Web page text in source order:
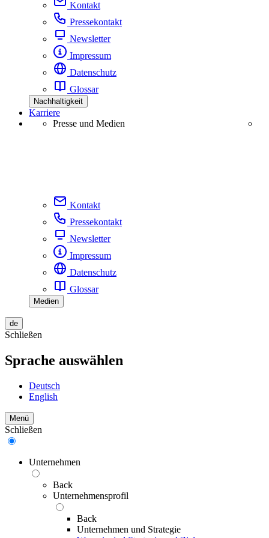
Kontakt
Pressekontakt
Newsletter
Impressum
Datenschutz
Glossar
Nachhaltigkeit
Karriere
Presse und Medien
Kontakt
Pressekontakt
Newsletter
Impressum
Datenschutz
Glossar
Medien
de
Schließen
Sprache auswählen
Deutsch
English
Menü
Schließen
Unternehmen
Back
Unternehmensprofil
Back
Unternehmen und Strategie